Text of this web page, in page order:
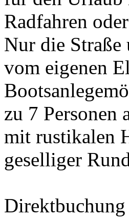
Radfahren
Nur die Straße
vom eigenen
zu 7 Personen
mit rustikalen
geselliger